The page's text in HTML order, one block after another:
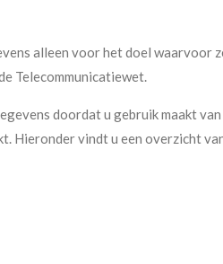
alleen voor het doel waarvoor
Telecommunicatiewet.
doordat u gebruik maakt
Hieronder vindt u een overzicht